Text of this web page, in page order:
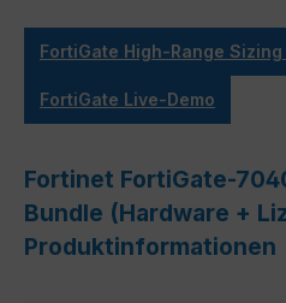
FortiGate High-Range Sizing
FortiGate Live-Demo
Fortinet FortiGate-
Bundle (Hardware +
Produktinformationen